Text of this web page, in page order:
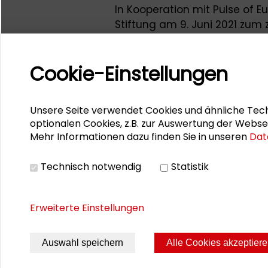
In Kooperation mit Pulse of
Stiftung am 9. Juni 2021
als Fellow die Schader-
mit Menschen aus
betroffen sind oder sich mit
Im Juni ludt sie Personen
berichten können.
Hierkönnen Sie sich das
Seite drucken Sitemap
Cookie-Einstellungen
Unsere Seite verwendet Cookies und ähnliche
optionalen Cookies, z.B. zur Auswertung der
Mehr Informationen dazu finden Sie in unseren
Technisch notwendig Statistik
Erweiterte Einstellungen
Auswahl speichern Alle Cookies